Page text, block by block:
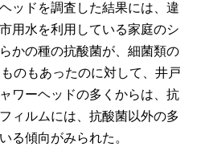
ッドを調査した結果には、違
用水を利用している家庭のシ
かの種の抗酸菌が、細菌類の
のもあったのに対して、井戸
ワーヘッドの多くからは、抗
ィルムには、抗酸菌以外の多
る傾向がみられた。